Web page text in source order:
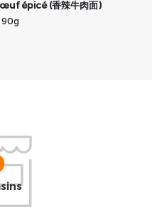
épicé (香辣牛肉面)
90g